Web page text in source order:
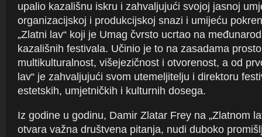
upalio kazališnu iskru i zahvaljujući svojoj jasnoj
organizacijskoj i produkcijskoj snazi i umijeću
„Zlatni lav“ koji je Umag čvrsto ucrtao na
kazališnih festivala. Učinio je to na zasadama
multikulturalnost, višejezičnost i otvorenost, a od
lav“ je zahvaljujući svom utemeljitelju i direktoru
estetskih, umjetničkih i kulturnih dosega.
Iz godine u godinu, Damir Zlatar Frey na „Zlatnom
otvara važna društvena pitanja, nudi duboko